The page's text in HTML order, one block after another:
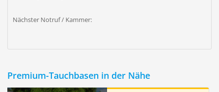
Nächster Notruf / Kammer:
Premium-Tauchbasen in der Nähe